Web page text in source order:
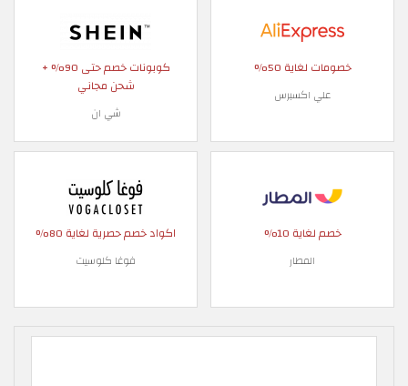
خصومات لغاية 50%
علي اكسبرس
كوبونات خصم حتى 90% +
شحن مجاني
شي ان
خصم لغاية 10%
المطار
اكواد خصم حصرية لغاية 80%
فوغا كلوسيت